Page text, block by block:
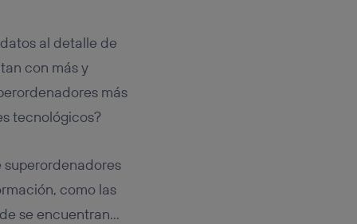
al detalle de
con más y
más
tecnológicos?
como las
se encuentran…
se
que